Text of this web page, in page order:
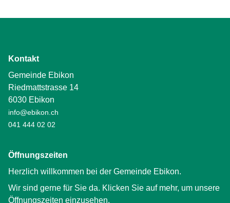
Kontakt
Gemeinde Ebikon
Riedmattstrasse 14
6030 Ebikon
info@ebikon.ch
041 444 02 02
Öffnungszeiten
Herzlich willkommen bei der Gemeinde Ebikon.
Wir sind gerne für Sie da. Klicken Sie auf mehr, um unsere
Öffnungszeiten einzusehen.